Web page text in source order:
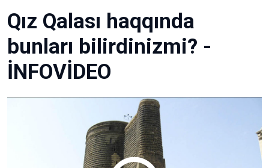
Qız Qalası haqqında
bunları bilirdinizmi? -
İNFOVİDEO